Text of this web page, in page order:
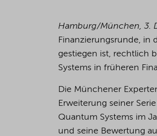
Hamburg/München, 3.
Finanzierungsrunde, in
gestiegen ist, rechtlich
Systems in früheren
Die Münchener
Erweiterung seiner
Quantum Systems im
und seine Bewertung